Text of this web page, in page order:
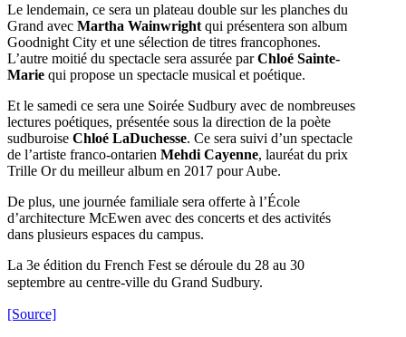
Le lendemain, ce sera un plateau double sur les planches du
Grand avec Martha Wainwright qui présentera son album
Goodnight City et une sélection de titres francophones.
L’autre moitié du spectacle sera assurée parChloé Sainte-
Marie qui propose un spectacle musical et poétique.
Et le samedi ce sera une Soirée Sudbury avec de nombreuses
lectures poétiques, présentée sous la direction de la poète
sudburoise Chloé LaDuchesse. Ce sera suivi d’un spectacle
de l’artiste franco-ontarien Mehdi Cayenne, lauréat du prix
Trille Or du meilleur album en 2017 pour Aube.
De plus, une journée familiale sera offerte à l’École
d’architecture McEwen avec des concerts et des activités
dans plusieurs espaces du campus.
La 3e édition du French Fest se déroule du 28 au 30
septembre au centre-ville du Grand Sudbury.
[Source]